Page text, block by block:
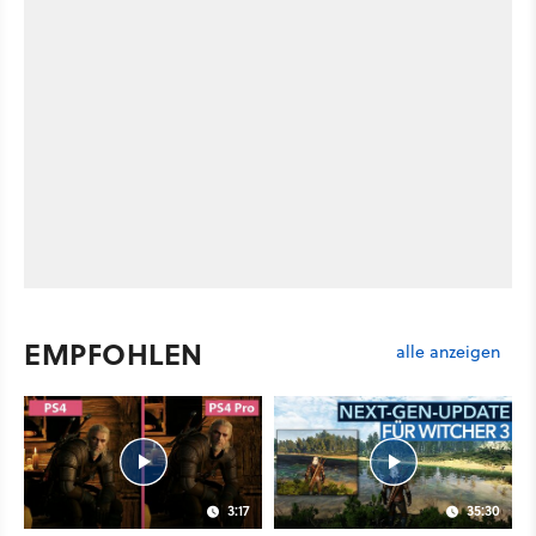
EMPFOHLEN alle anzeigen
3:17 35:30